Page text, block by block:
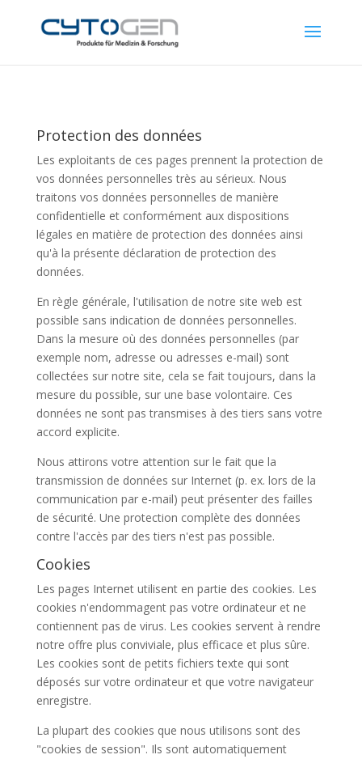
Protection des données
Les exploitants de ces pages prennent la protection de
vos données personnelles très au sérieux. Nous
traitons vos données personnelles de manière
confidentielle et conformément aux dispositions
légales en matière de protection des données ainsi
qu'à la présente déclaration de protection des
données.
En règle générale, l'utilisation de notre site web est
possible sans indication de données personnelles.
Dans la mesure où des données personnelles (par
exemple nom, adresse ou adresses e-mail) sont
collectées sur notre site, cela se fait toujours, dans la
mesure du possible, sur une base volontaire. Ces
données ne sont pas transmises à des tiers sans votre
accord explicite.
Nous attirons votre attention sur le fait que la
transmission de données sur Internet (p. ex. lors de la
communication par e-mail) peut présenter des failles
de sécurité. Une protection complète des données
contre l'accès par des tiers n'est pas possible.
Cookies
Les pages Internet utilisent en partie des cookies. Les
cookies n'endommagent pas votre ordinateur et ne
contiennent pas de virus. Les cookies servent à rendre
notre offre plus conviviale, plus efficace et plus sûre.
Les cookies sont de petits fichiers texte qui sont
déposés sur votre ordinateur et que votre navigateur
enregistre.
La plupart des cookies que nous utilisons sont des
"cookies de session". Ils sont automatiquement